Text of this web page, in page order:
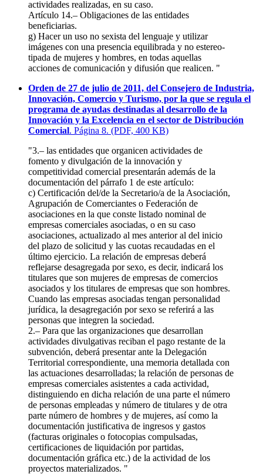
actividades realizadas, en su caso.
Artículo 14.– Obligaciones de las entidades
beneficiarias.
g) Hacer un uso no sexista del lenguaje y utilizar
imágenes con una presencia equilibrada y no estereo­
tipada de mujeres y hombres, en todas aquellas
acciones de comunicación y difusión que realicen. "
Orden de 27 de julio de 2011, del Consejero de Industria,
Innovación, Comercio y Turismo, por la que se regula el
programa de ayudas destinadas al desarrollo de la
Innovación y la Excelencia en el sector de Distribución
Comercial. Página 8. (PDF, 400 KB)
"3.– las entidades que organicen actividades de
fomento y divulgación de la innovación y
competitividad comercial presentarán además de la
documentación del párrafo 1 de este artículo:
c) Certificación del/de la Secretario/a de la Asociación,
Agrupación de Comerciantes o Federación de
asociaciones en la que conste listado nominal de
empresas comerciales asociadas, o en su caso
asociaciones, actualizado al mes anterior al del inicio
del plazo de solicitud y las cuotas recaudadas en el
último ejercicio. La relación de empresas deberá
reflejarse desagregada por sexo, es decir, indicará los
titulares que son mujeres de empresas de comercios
asociados y los titulares de empresas que son hombres.
Cuando las empresas asociadas tengan personalidad
jurídica, la desagregación por sexo se referirá a las
personas que integren la sociedad.
2.– Para que las organizaciones que desarrollan
actividades divulgativas reciban el pago restante de la
subvención, deberá presentar ante la Delegación
Territorial correspondiente, una memoria detallada con
las actuaciones desarrolladas; la relación de personas de
empresas comerciales asistentes a cada actividad,
distinguiendo en dicha relación de una parte el número
de personas empleadas y número de titulares y de otra
parte número de hombres y de mujeres, así como la
documentación justificativa de ingresos y gastos
(facturas originales o fotocopias compulsadas,
certificaciones de liquidación por partidas,
documentación gráfica etc.) de la actividad de los
proyectos materializados. "